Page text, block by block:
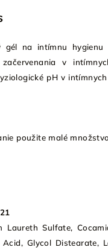
gél na intímnu
v
pH v
použite malé
Laureth Sulfate,
Glycol Distearate,